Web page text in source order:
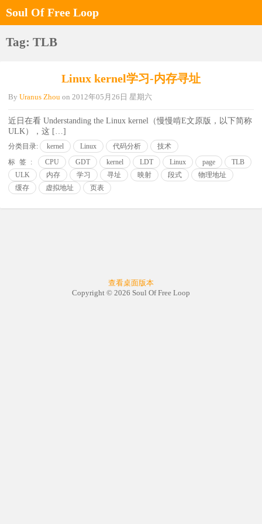
Soul Of Free Loop
Tag: TLB
Linux kernel学习-内存寻址
By Uranus Zhou on 2012年05月26日 星期六
近日在看 Understanding the Linux kernel（慢慢啃E文原版，以下简称
ULK），这 […]
分类目录: kernel Linux 代码分析
技术
标签:
CPU GDT kernel LDT Linux page
TLB
ULK
内存 学习 寻址 映射 段式
物理地址
缓存
虚拟地址 页表
查看桌面版本
Copyright © 2026 Soul Of Free Loop